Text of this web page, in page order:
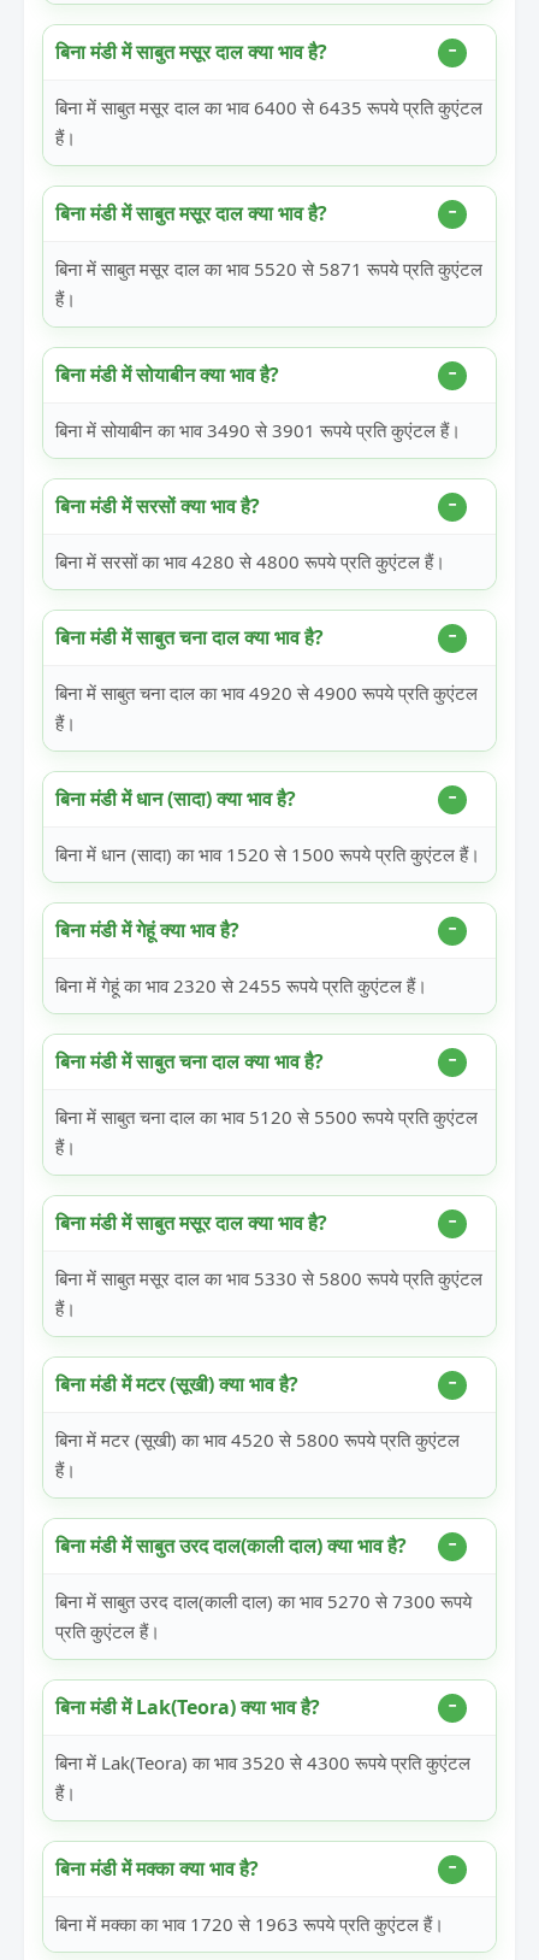
बिना मंडी में साबुत मसूर दाल क्या भाव है?
बिना में साबुत मसूर दाल का भाव 6400 से 6435 रूपये प्रति कुएंटल
हैं।
बिना मंडी में साबुत मसूर दाल क्या भाव है?
बिना में साबुत मसूर दाल का भाव 5520 से 5871 रूपये प्रति कुएंटल
हैं।
बिना मंडी में सोयाबीन क्या भाव है?
बिना में सोयाबीन का भाव 3490 से 3901 रूपये प्रति कुएंटल हैं।
बिना मंडी में सरसों क्या भाव है?
बिना में सरसों का भाव 4280 से 4800 रूपये प्रति कुएंटल हैं।
बिना मंडी में साबुत चना दाल क्या भाव है?
बिना में साबुत चना दाल का भाव 4920 से 4900 रूपये प्रति कुएंटल
हैं।
बिना मंडी में धान (सादा) क्या भाव है?
बिना में धान (सादा) का भाव 1520 से 1500 रूपये प्रति कुएंटल हैं।
बिना मंडी में गेहूं क्या भाव है?
बिना में गेहूं का भाव 2320 से 2455 रूपये प्रति कुएंटल हैं।
बिना मंडी में साबुत चना दाल क्या भाव है?
बिना में साबुत चना दाल का भाव 5120 से 5500 रूपये प्रति कुएंटल
हैं।
बिना मंडी में साबुत मसूर दाल क्या भाव है?
बिना में साबुत मसूर दाल का भाव 5330 से 5800 रूपये प्रति कुएंटल
हैं।
बिना मंडी में मटर (सूखी) क्या भाव है?
बिना में मटर (सूखी) का भाव 4520 से 5800 रूपये प्रति कुएंटल
हैं।
बिना मंडी में साबुत उरद दाल(काली दाल) क्या भाव है?
बिना में साबुत उरद दाल(काली दाल) का भाव 5270 से 7300 रूपये
प्रति कुएंटल हैं।
बिना मंडी में Lak(Teora) क्या भाव है?
बिना में Lak(Teora) का भाव 3520 से 4300 रूपये प्रति कुएंटल
हैं।
बिना मंडी में मक्का क्या भाव है?
बिना में मक्का का भाव 1720 से 1963 रूपये प्रति कुएंटल हैं।